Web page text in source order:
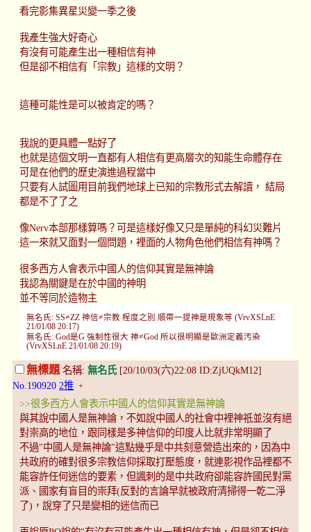
看完影集異星災變一季之後
我產生強大好奇心
有沒有可能產生出一種相信有神
但是卻不相信有「宗教」這樣的文明？
這種可能性是可以被肯定的嗎？
我說的更具體一點好了
也就是這個文明一直都有人相信有更高層次的知能生命體存在
可是在他們的歷史演進過程當中
只要有人試圖用目前我們地球上已知的宗教形式去解讀， 結局
都是不了了之
像Nerv本部那樣算嗎？可是這樣好像又只是單純的科幻災難片
這一來就又面對一個問題，裡面的人物角色他們相信有神嗎？
很多西方人會表示中國人的信仰其實是無神論
我認為關鍵是在於中國的神明
並不等同於造物主
無名氏: SS≠ZZ 神信≠宗教 程度之別 順帶一提神是現象等 (VrvXSLnE
21/01/08 20:17)
無名氏: God是G 強制性很大 神≠God 所以很明顯是歐洲定義汚染
(VrvXSLnE 21/01/08 20:19)
無標題名稱: 無名氏[20/10/03(六)22:08 ID:ZjUQkM12]
No.190920 2推 +
>>很多西方人會表示中國人的信仰其實是無神論
與其說中國人是無神論，不如說中國人的社會中裡神祇並沒有絕
對崇高的地位，跟同樣是多神信仰的印度人比就非常明顯了
不過"中國人是無神論"這點幾乎是中共刻意營造出來的，因為中
共政府的確對很多宗教信仰採取打壓態度，就連影視作品裡都不
能容許任何迷信的要素，但諷刺的是中共政府卻能容許國民對黨
派、國家有盲目的崇拜(反對的言論早就被政府清掃得一乾二淨
了)，說穿了只是變相的迷信而已